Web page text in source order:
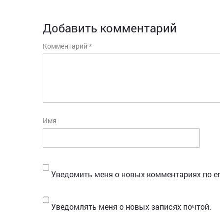
Добавить комментарий
Комментарий *
Имя
Уведомить меня о новых комментариях по
Уведомлять меня о новых записях почтой.